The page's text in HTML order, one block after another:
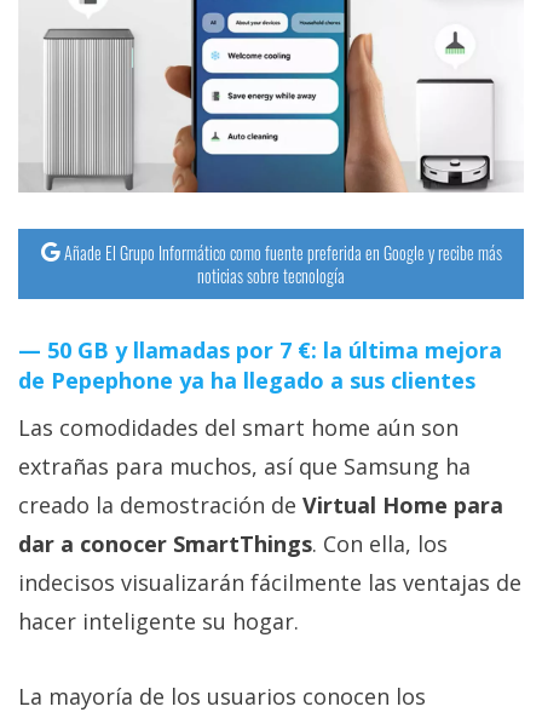
Añade El Grupo Informático como fuente preferida en Google y recibe más
noticias sobre tecnología
50 GB y llamadas por 7 €: la última mejora
de Pepephone ya ha llegado a sus clientes
Las comodidades del smart home aún son
extrañas para muchos, así que Samsung ha
creado la demostración de Virtual Home para
dar a conocer SmartThings. Con ella, los
indecisos visualizarán fácilmente las ventajas de
hacer inteligente su hogar.
La mayoría de los usuarios conocen los